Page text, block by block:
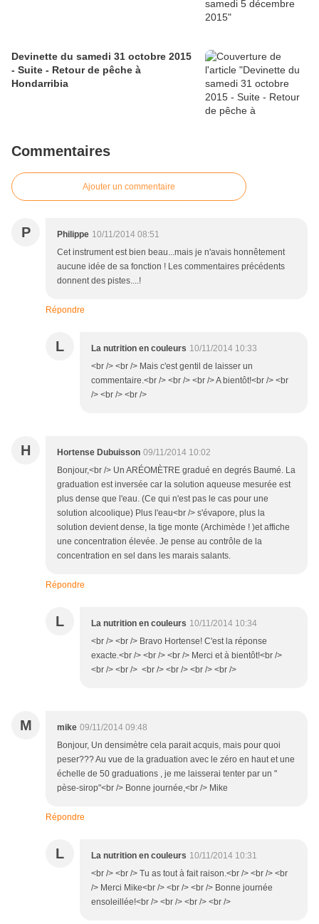
Devinette du samedi 31 octobre 2015
- Suite - Retour de pêche à
Hondarribia
Commentaires
Ajouter un commentaire
P Philippe 10/11/2014 08:51
Cet instrument est bien beau...mais je n'avais honnêtement
aucune idée de sa fonction ! Les commentaires précédents
donnent des pistes....!
Répondre
L La nutrition en couleurs 10/11/2014 10:33
<br /> <br /> Mais c'est gentil de laisser un
commentaire.<br /> <br /> <br /> A bientôt!<br /> <br
/> <br /> <br />
H Hortense Dubuisson 09/11/2014 10:02
Bonjour,<br /> Un ARÉOMÈTRE gradué en degrés Baumé. La
graduation est inversée car la solution aqueuse mesurée est
plus dense que l'eau. (Ce qui n'est pas le cas pour une
solution alcoolique) Plus l'eau<br /> s'évapore, plus la
solution devient dense, la tige monte (Archimède ! )et affiche
une concentration élevée. Je pense au contrôle de la
concentration en sel dans les marais salants.
Répondre
L La nutrition en couleurs 10/11/2014 10:34
<br /> <br /> Bravo Hortense! C'est la réponse
exacte.<br /> <br /> <br /> Merci et à bientôt!<br />
<br /> <br /> <br /> <br /> <br /> <br />
M mike 09/11/2014 09:48
Bonjour, Un densimètre cela parait acquis, mais pour quoi
peser??? Au vue de la graduation avec le zéro en haut et une
échelle de 50 graduations , je me laisserai tenter par un "
pèse-sirop"<br /> Bonne journée,<br /> Mike
Répondre
L La nutrition en couleurs 10/11/2014 10:31
<br /> <br /> Tu as tout à fait raison.<br /> <br /> <br
/> Merci Mike<br /> <br /> <br /> Bonne journée
ensoleillée!<br /> <br /> <br /> <br />